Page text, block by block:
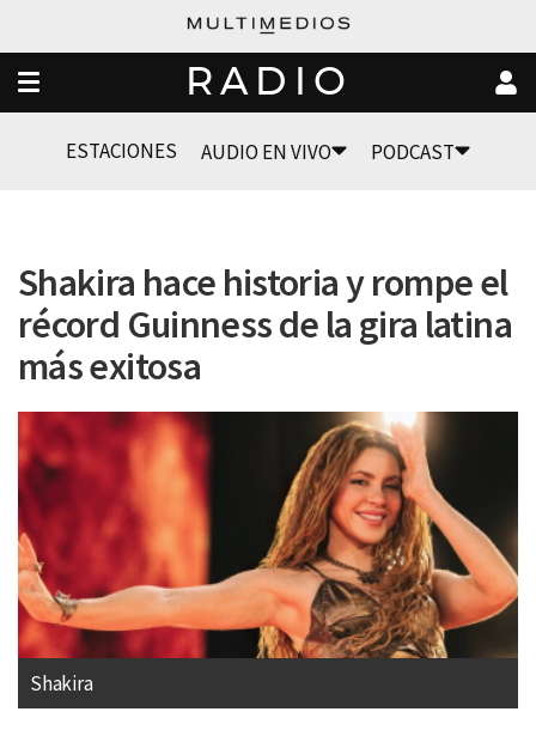
RADIO
ESTACIONES AUDIO EN VIVO PODCAST
Shakira hace historia y rompe el
récord Guinness de la gira latina
más exitosa
Shakira